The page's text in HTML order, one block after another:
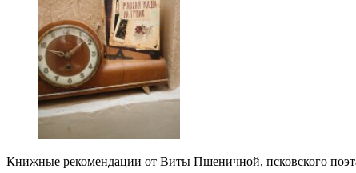
Книжные рекомендации от Виты Пшеничной, псковского